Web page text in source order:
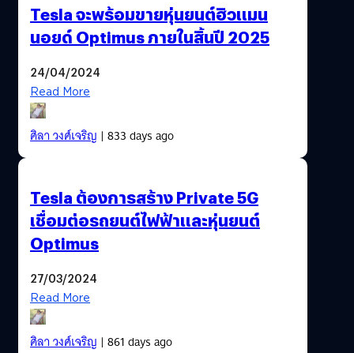
Tesla จะพร้อมขายหุ่นยนต์ฮิวแมน
นอยด์ Optimus ภายในสิ้นปี 2025
24/04/2024
Read More
ศิลา วงศ์เจริญ | 833 days ago
Tesla ต้องการสร้าง Private 5G
เชื่อมต่อรถยนต์ไฟฟ้าและหุ่นยนต์
Optimus
27/03/2024
Read More
ศิลา วงศ์เจริญ | 861 days ago